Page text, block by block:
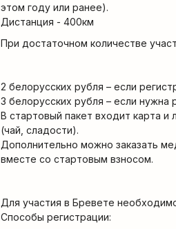
этом году или ранее).
Дистанция - 400км
При достаточном количестве
2 белорусских рубля – если
3 белорусских рубля – если нужна
В стартовый пакет входит карта
(чай, сладости).
Дополнительно можно заказать
вместе со стартовым взносом.
Для участия в Бревете
Способы регистрации: